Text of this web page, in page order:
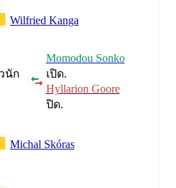
Wilfried Kanga
นัก
Momodou Sonko
เปิด.
Hyllarion Goore
ปิด.
Michal Skóras